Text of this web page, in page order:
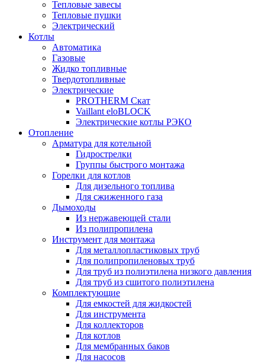
Тепловые завесы
Тепловые пушки
Электрический
Котлы
Автоматика
Газовые
Жидко топливные
Твердотопливные
Электрические
PROTHERM Скат
Vaillant eloBLOCK
Электрические котлы РЭКО
Отопление
Арматура для котельной
Гидрострелки
Группы быстрого монтажа
Горелки для котлов
Для дизельного топлива
Для сжиженного газа
Дымоходы
Из нержавеющей стали
Из полипропилена
Инструмент для монтажа
Для металлопластиковых труб
Для полипропиленовых труб
Для труб из полиэтилена низкого давления
Для труб из сшитого полиэтилена
Комплектующие
Для емкостей для жидкостей
Для инструмента
Для коллекторов
Для котлов
Для мембранных баков
Для насосов